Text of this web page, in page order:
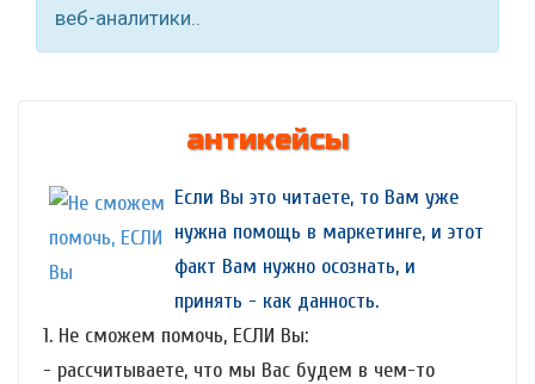
веб-аналитики..
антикейсы
Если Вы это читаете, то Вам уже
нужна помощь в маркетинге, и этот
факт Вам нужно осознать, и
принять - как данность.
1. Не сможем помочь, ЕСЛИ Вы:
- рассчитываете, что мы Вас будем в чем-то